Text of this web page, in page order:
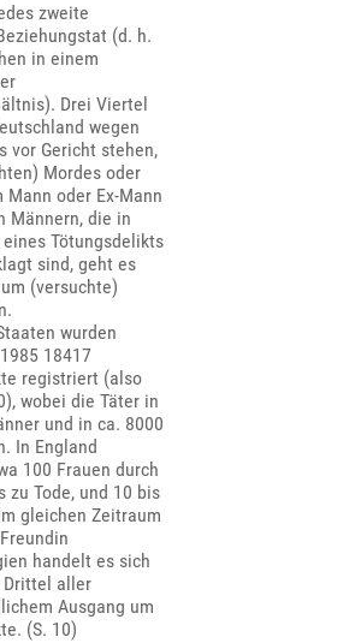
zweite
(d. h.
in einem
Drei Viertel
wegen
vor Gericht stehen,
Mordes oder
oder Ex-Mann
Männern, die in
Tötungsdelikts
sind, geht es
(versuchte)
wurden
18417
registriert (also
wobei die Täter in
und in ca. 8000
In England
100 Frauen durch
zu Tode, und 10 bis
gleichen Zeitraum
handelt es sich
Drittel aller
Ausgang um
(S. 10)